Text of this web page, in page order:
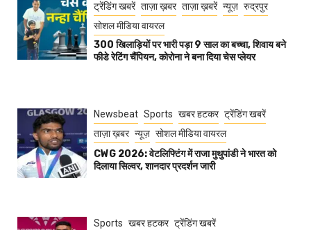
ट्रेंडिंग खबरें ताज़ा ख़बर ताज़ा ख़बरें न्यूज़ रुद्रपुर
सोशल मीडिया वायरल
300 खिलाड़ियों पर भारी पड़ा 9 साल का बच्चा, शिवाय बने
फीडे रेटिंग चैंपियन, कोरोना ने बना दिया चेस प्लेयर
Newsbeat Sports खबर हटकर ट्रेंडिंग खबरें
ताज़ा ख़बर न्यूज़ सोशल मीडिया वायरल
CWG 2026: वेटलिफ्टिंग में राजा मुथुपांडी ने भारत को
दिलाया सिल्वर, शानदार प्रदर्शन जारी
Sports खबर हटकर ट्रेंडिंग खबरें